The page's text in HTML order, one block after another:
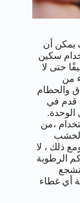
يمكن أن
سكين
حتى لا
من
والحطام
خارج المكثف وقص الفروع والنباتات على الأقل 2 قدم في
الوحدة.
،من
الخشب
ذلك ، لا
الرطوبة
تشجع
أي غطاء